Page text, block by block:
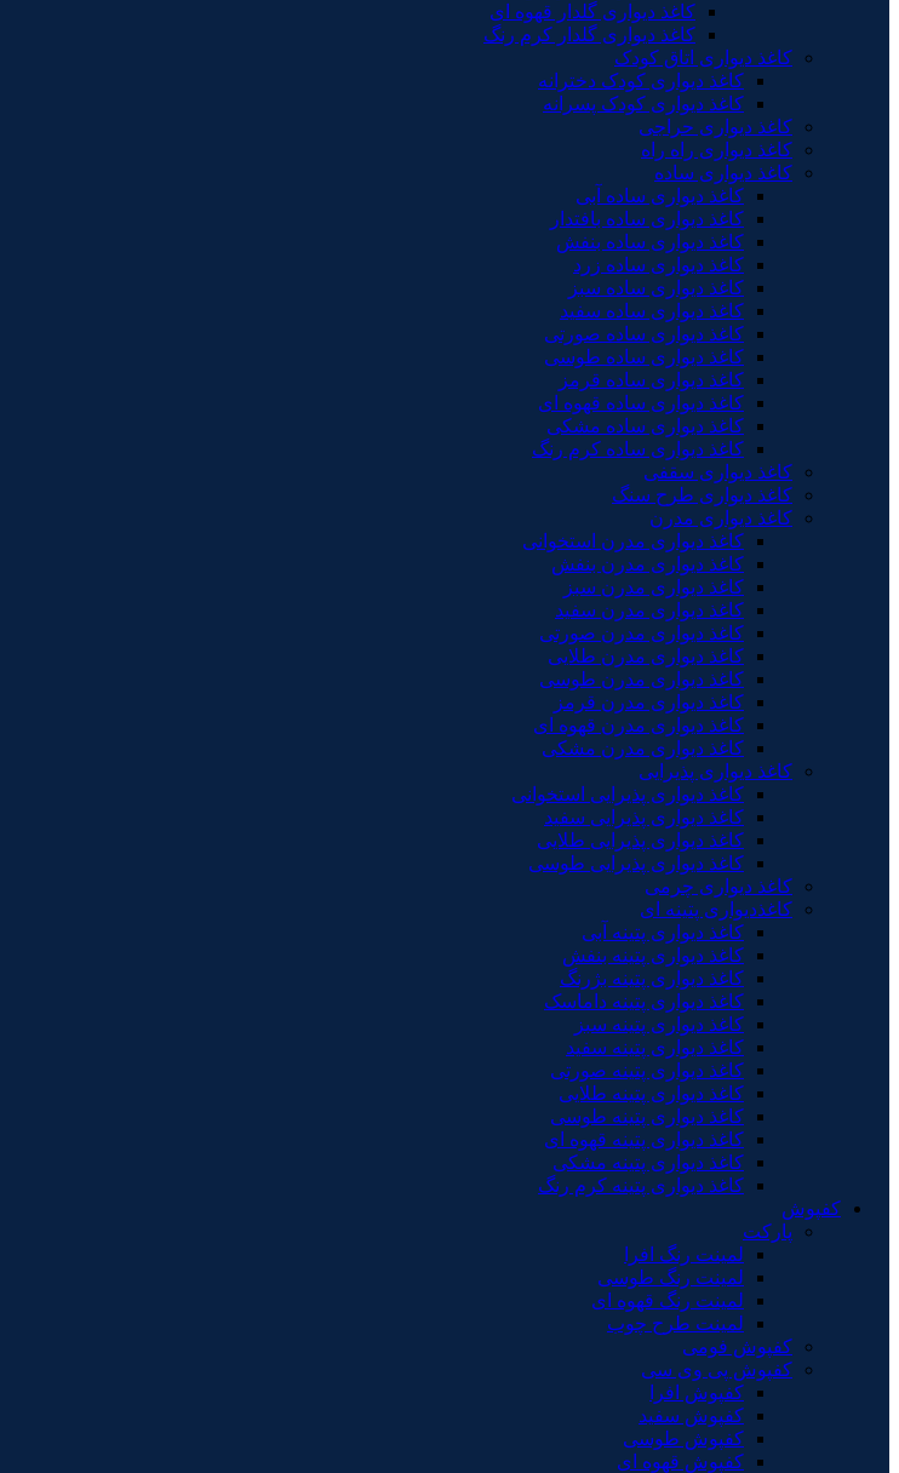
کاغذ دیواری گلدار قهوه ای
کاغذ دیواری گلدار کرم رنگ
کاغذ دیواری اتاق کودک
کاغذ دیواری کودک دخترانه
کاغذ دیواری کودک پسرانه
کاغذ دیواری حراجی
کاغذ دیواری راه راه
کاغذ دیواری ساده
کاغذ دیواری ساده آبی
کاغذ دیواری ساده بافتدار
کاغذ دیواری ساده بنفش
کاغذ دیواری ساده زرد
کاغذ دیواری ساده سبز
کاغذ دیواری ساده سفید
کاغذ دیواری ساده صورتی
کاغذ دیواری ساده طوسی
کاغذ دیواری ساده قرمز
کاغذ دیواری ساده قهوه ای
کاغذ دیواری ساده مشکی
کاغذ دیواری ساده کرم رنگ
کاغذ دیواری سقفی
کاغذ دیواری طرح سنگ
کاغذ دیواری مدرن
کاغذ دیواری مدرن استخوانی
کاغذ دیواری مدرن بنفش
کاغذ دیواری مدرن سبز
کاغذ دیواری مدرن سفید
کاغذ دیواری مدرن صورتی
کاغذ دیواری مدرن طلایی
کاغذ دیواری مدرن طوسی
کاغذ دیواری مدرن قرمز
کاغذ دیواری مدرن قهوه ای
کاغذ دیواری مدرن مشکی
کاغذ دیواری پذیرایی
کاغذ دیواری پذیرایی استخوانی
کاغذ دیواری پذیرایی سفید
کاغذ دیواری پذیرایی طلایی
کاغذ دیواری پذیرایی طوسی
کاغذ دیواری چرمی
کاغذدیواری پتینه ای
کاغذ دیواری پتینه آبی
کاغذ دیواری پتینه بنفش
کاغذ دیواری پتینه بژرنگ
کاغذ دیواری پتینه داماسک
کاغذ دیواری پتینه سبز
کاغذ دیواری پتینه سفید
کاغذ دیواری پتینه صورتی
کاغذ دیواری پتینه طلایی
کاغذ دیواری پتینه طوسی
کاغذ دیواری پتینه قهوه ای
کاغذ دیواری پتینه مشکی
کاغذ دیواری پتینه کرم رنگ
کفپوش
پارکت
لمینت رنگ افرا
لمینت رنگ طوسی
لمینت رنگ قهوه ای
لمینت طرح چوب
کفپوش فومی
کفپوش پی وی سی
کفپوش افرا
کفپوش سفید
کفپوش طوسی
کفپوش قهوه ای